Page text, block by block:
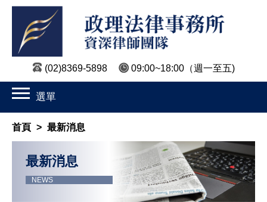
(02)8369-5898 09:00~18:00 （週一至五)
選單
首頁 > 最新消息
最新消息
NEWS